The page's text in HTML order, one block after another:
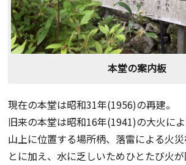
本堂の案内板
現在の本堂は昭和31年(1956)の再建。
旧来の本堂は昭和16年(1941)の大火によ
山上に位置する場所柄、落雷による火
とに加え、水に乏しいためひとたび火